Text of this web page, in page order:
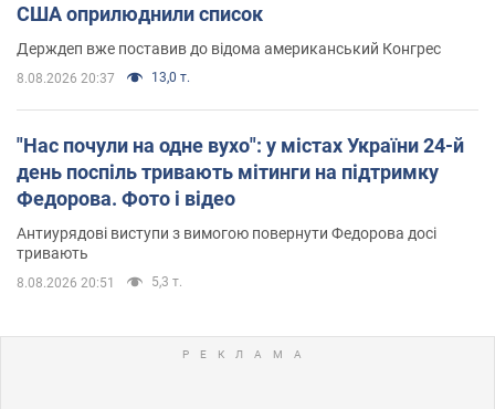
США оприлюднили список
Держдеп вже поставив до відома американський Конгрес
8.08.2026 20:37 13,0 т.
"Нас почули на одне вухо": у містах України 24-й
день поспіль тривають мітинги на підтримку
Федорова. Фото і відео
Антиурядові виступи з вимогою повернути Федорова досі
тривають
8.08.2026 20:51 5,3 т.